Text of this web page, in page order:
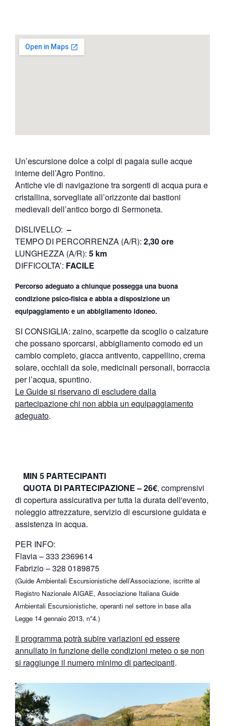
Un’escursione dolce a colpi di pagaia sulle acque
interne dell’Agro Pontino.
Antiche vie di navigazione tra sorgenti di acqua pura e
cristallina, sorvegliate all’orizzonte dai bastioni
medievali dell’antico borgo di Sermoneta.
DISLIVELLO:–
TEMPO DI PERCORRENZA (A/R): 2,30 ore
LUNGHEZZA (A/R): 5 km
DIFFICOLTA’: FACILE
Percorso adeguato a chiunque possegga una buona
condizione psico-fisica e abbia a disposizione un
equipaggiamento e un abbigliamento idoneo.
SI CONSIGLIA: zaino, scarpette da scoglio o calzature
che possano sporcarsi, abbigliamento comodo ed un
cambio completo, giacca antivento, cappellino, crema
solare, occhiali da sole, medicinali personali, borraccia
per l’acqua, spuntino.
Le Guide si riservano di escludere dalla
partecipazione chi non abbia un equipaggiamento
adeguato.
MIN 5 PARTECIPANTI
QUOTA DI PARTECIPAZIONE – 26€, comprensivi
di copertura assicurativa per tutta la durata dell'evento,
noleggio attrezzature, servizio di escursione guidata e
assistenza in acqua.
PER INFO:
Flavia – 333 2369614
Fabrizio – 328 0189875
(Guide Ambientali Escursionistiche dell’Associazione, iscritte al
Registro Nazionale AIGAE, Associazione Italiana Guide
Ambientali Escursionistiche, operanti nel settore in base alla
Legge 14 gennaio 2013, n°4.)
Il programma potrà subire variazioni ed essere
annullato in funzione delle condizioni meteo o se non
si raggiunge il numero minimo di partecipanti.